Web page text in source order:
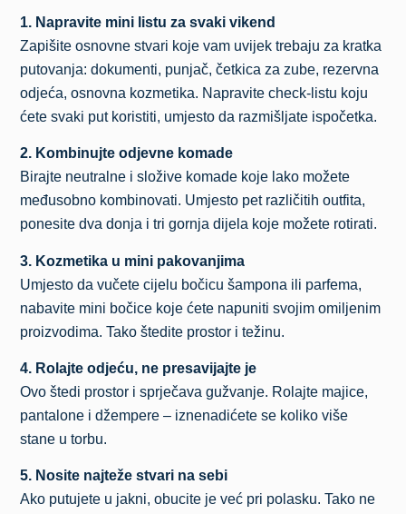
1. Napravite mini listu za svaki vikend
Zapišite osnovne stvari koje vam uvijek trebaju za kratka
putovanja: dokumenti, punjač, četkica za zube, rezervna
odjeća, osnovna kozmetika. Napravite check-listu koju
ćete svaki put koristiti, umjesto da razmišljate ispočetka.
2. Kombinujte odjevne komade
Birajte neutralne i složive komade koje lako možete
međusobno kombinovati. Umjesto pet različitih outfita,
ponesite dva donja i tri gornja dijela koje možete rotirati.
3. Kozmetika u mini pakovanjima
Umjesto da vučete cijelu bočicu šampona ili parfema,
nabavite mini bočice koje ćete napuniti svojim omiljenim
proizvodima. Tako štedite prostor i težinu.
4. Rolajte odjeću, ne presavijajte je
Ovo štedi prostor i sprječava gužvanje. Rolajte majice,
pantalone i džempere – iznenadićete se koliko više
stane u torbu.
5. Nosite najteže stvari na sebi
Ako putujete u jakni, obucite je već pri polasku. Tako ne